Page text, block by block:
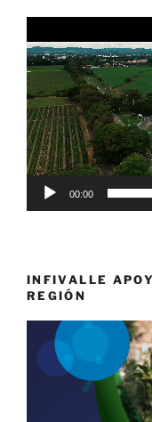
de
vídeo
00:00
INFIVALLE
REGIÓN